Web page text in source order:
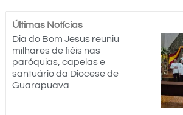
Últimas Notícias
Dia do Bom Jesus reuniu
milhares de fiéis nas
paróquias, capelas e
santuário da Diocese de
Guarapuava